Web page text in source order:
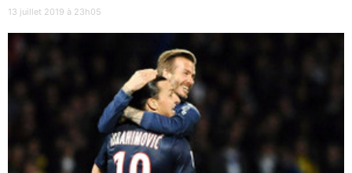
13 juillet 2019 à 23h05